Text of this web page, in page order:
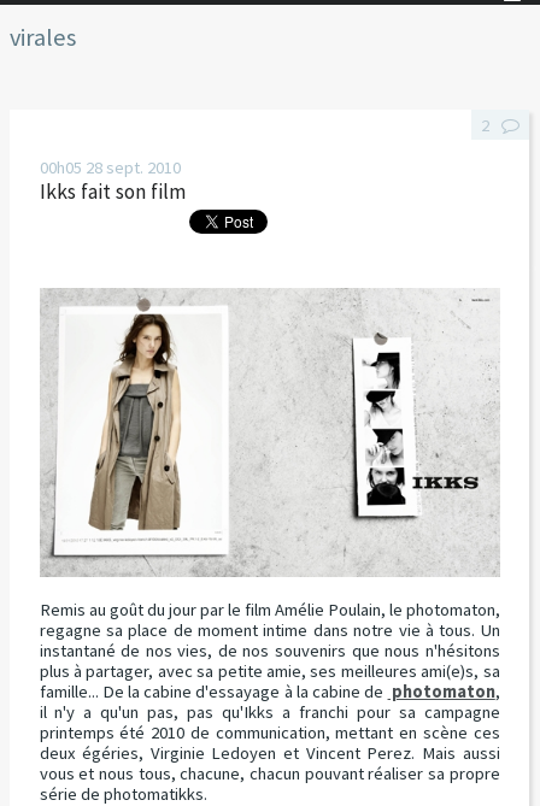
virales
00h05 28 sept. 2010
Ikks fait son film
Remis au goût du jour par le film Amélie Poulain, le photomaton,
regagne sa place de moment intime dans notre vie à tous. Un
instantané de nos vies, de nos souvenirs que nous n'hésitons
plus à partager, avec sa petite amie, ses meilleures ami(e)s, sa
famille... De la cabine d'essayage à la cabine de photomaton,
il n'y a qu'un pas, pas qu'Ikks a franchi pour sa campagne
printemps été 2010 de communication, mettant en scène ces
deux égéries, Virginie Ledoyen et Vincent Perez. Mais aussi
vous et nous tous, chacune, chacun pouvant réaliser sa propre
série de photomatikks.
2